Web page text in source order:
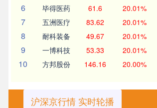
6 毕得医药 61.6 20.01%
7 五洲医疗 83.62 20.01%
8 耐科装备 49.67 20.01%
9 一博科技 53.33 20.01%
10 方邦股份 146.16 20.00%
沪深京行情 实时轮播